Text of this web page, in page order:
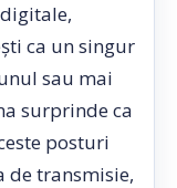
ca un singur
sau mai
surprinde ca
posturi
de transmisie,